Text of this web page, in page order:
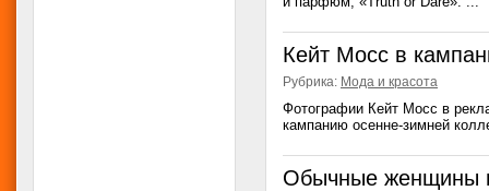
Кейт Мосс в
Рубрика: Мода и красота
Фотографии Кейт Мосс в
кампанию осенне-зимней
Обычные женщины